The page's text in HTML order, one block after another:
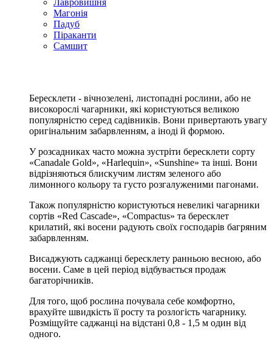
Лавровишня
Магонія
Падуб
Піраканти
Самшит
Бересклети - вічнозелені, листопадні рослини, або не
високорослі чагарники, які користуються великою
популярністю серед садівників. Вони привертають увагу
оригінальним забарвленням, а іноді й формою.
У розсадниках часто можна зустріти бересклети сорту
«Canadale Gold», «Harlequin», «Sunshine» та інші. Вони
відрізняються блискучим листям зеленого або
лимонного кольору та густо розгалуженими пагонами.
Також популярністю користуються невеликі чагарники
сортів «Red Cascade», «Compactus» та бересклет
крилатий, які восени радують своїх господарів багряним
забарвленням.
Висаджують саджанці бересклету ранньою весною, або
восени. Саме в цей період відбувається продаж
багаторічників.
Для того, щоб рослина почувала себе комфортно,
врахуйте швидкість її росту та розлогість чагарнику.
Розміщуйте саджанці на відстані 0,8 - 1,5 м один від
одного.